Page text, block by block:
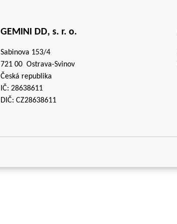
GEMINI DD, s. r. o.
Sabinova 153/4
721 00 Ostrava-Svinov
Česká republika
IČ: 28638611
DIČ: CZ28638611